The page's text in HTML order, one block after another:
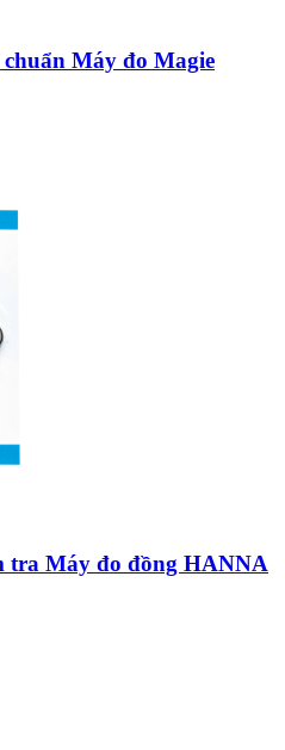
Máy đo Magie
tra Máy đo đồng HANNA